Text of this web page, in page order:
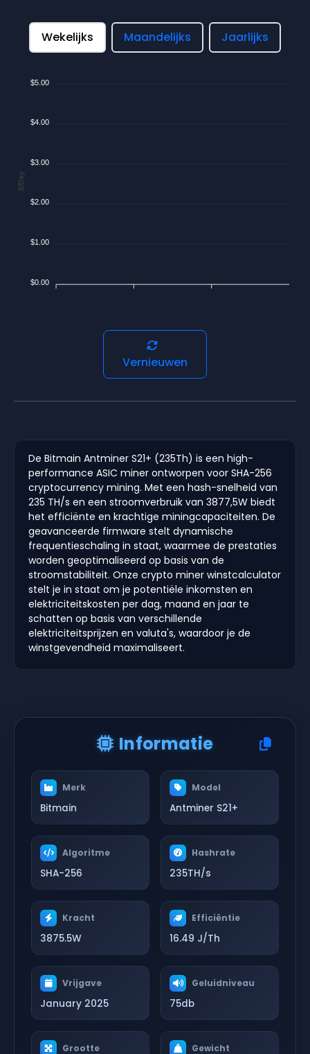
Wekelijks Maandelijks Jaarlijks
$5.00
$4.00
$3.00
$2.00
$1.00
$0.00
$/Day
Vernieuwen
De Bitmain Antminer S21+ (235Th) is een high-
performance ASIC miner ontworpen voor SHA-256
cryptocurrency mining. Met een hash-snelheid van
235 TH/s en een stroomverbruik van 3877,5W biedt
het efficiënte en krachtige miningcapaciteiten. De
geavanceerde firmware stelt dynamische
frequentieschaling in staat, waarmee de prestaties
worden geoptimaliseerd op basis van de
stroomstabiliteit. Onze crypto miner winstcalculator
stelt je in staat om je potentiële inkomsten en
elektriciteitskosten per dag, maand en jaar te
schatten op basis van verschillende
elektriciteitsprijzen en valuta's, waardoor je de
winstgevendheid maximaliseert.
Informatie
Merk
Bitmain
Model
Antminer S21+
Algoritme
SHA-256
Hashrate
235TH/s
Kracht
3875.5W
Efficiëntie
16.49 J/Th
Vrijgave
January 2025
Geluidniveau
75db
Grootte Gewicht